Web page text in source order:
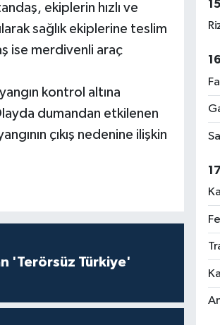
ekiplerin hızlı ve
sağlık ekiplerine teslim
ise merdivenli araç
kontrol altına
dumandan etkilenen
çıkış nedenine ilişkin
'Terörsüz Türkiye'